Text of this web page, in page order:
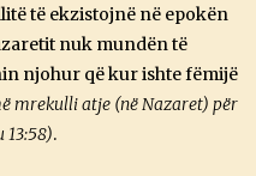
të ekzistojnë në epokën
nuk mundën të
njohur që kur ishte fëmijë
mrekulli atje (në Nazaret) për
13:58).